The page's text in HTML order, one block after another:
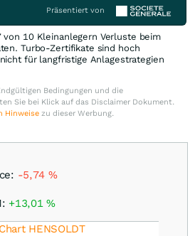
Präsentiert von
10 Kleinanlegern Verluste beim
Turbo-Zertifikate sind hoch
für langfristige Anlagestrategien
Bedingungen und die
Sie bei Klick auf das Disclaimer Dokument.
Hinweise zu dieser Werbung.
-5,74 %
+13,01%